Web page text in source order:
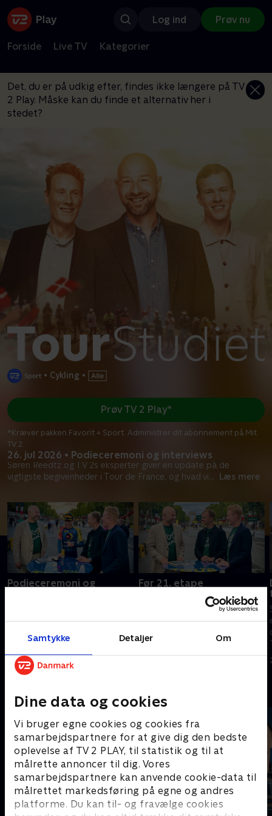
Samtykke Detaljer Om
Dine data og cookies
Vi bruger egne cookies og cookies fra
samarbejdspartnere for at give dig den bedste
oplevelse af TV 2 PLAY, til statistik og til at
målrette annoncer til dig. Vores
samarbejdspartnere kan anvende cookie-data til
målrettet markedsføring på egne og andres
platforme. Du kan til- og fravælge cookies
Log ind Prøv nu
Forside Live TV Kategorier
Det, du er på udkig efter, findes ikke længere på TV
2 Play. Måske kan du finde et alternativ her i
stedet?
• Cykling •
26. jul 2026 • Podieceremoni og interviews
Søren Reedtz og TV 2s eksperter giver en update på de
vigtigste begivenheder i Tour de France, og hvad vi... Læs mere
Prøv TV 2 Play*
*Kræver pakken Favorit + Sport. Administrer dit abonnement på Mit
TV 2.
Podieceremoni og
eksperter giver en update på
Tour de France, og hvad vi skal
forvente os af de kommende
dage.
26. juli 2026 • 71 min
Før 21. etape
Søren Reedtz og TV 2s
eksperter ser frem mod
dagens etape i Tour de France.
26. juli 2026 • 154 min